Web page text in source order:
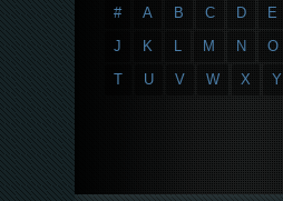
# A B C D E
J
K L M N O
T
U V W X Y